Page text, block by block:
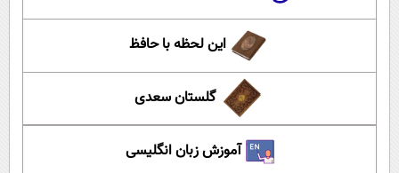
این لحظه با حافظ
گلستان سعدی
آموزش زبان انگلیسی